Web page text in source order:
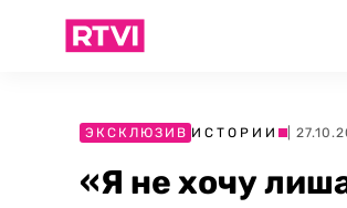
ЭКСКЛЮЗИВ ИСТОРИИ |
«Я не хочу